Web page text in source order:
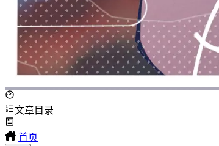
文章目录
首页